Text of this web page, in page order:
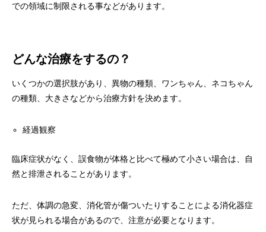
での領域に制限される事などがあります。
どんな治療をするの？
いくつかの選択肢があり、異物の種類、ワンちゃん、ネコちゃん
の種類、大きさなどから治療方針を決めます。
経過観察
臨床症状がなく、誤食物が体格と比べて極めて小さい場合は、自
然と排泄されることがあります。
ただ、体調の急変、消化管が傷ついたりすることによる消化器症
状が見られる場合があるので、注意が必要となります。